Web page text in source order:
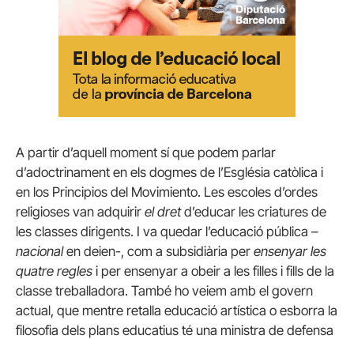
A partir d’aquell moment sí que podem parlar
d’adoctrinament en els dogmes de l’Església catòlica i
en los Principios del Movimiento. Les escoles d’ordes
religioses van adquirir el dretd’educar les criatures de
les classes dirigents. I va quedar l’educació pública –
nacionalen deien-, com a subsidiària per ensenyar les
quatre regles i per ensenyar a obeir a les filles i fills de la
classe treballadora. També ho veiem amb el govern
actual, que mentre retalla educació artística o esborra la
filosofia dels plans educatius té una ministra de defensa